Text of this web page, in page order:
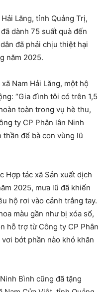
Lăng, tỉnh Quảng Trị,
dành 75 suất quà đến
đã phải chịu thiệt hại
năm 2025.
Nam Hải Lăng, một hộ
“Gia đình tôi có trên 1,5
toàn trong vụ hè thu,
ty CP Phân lân Ninh
để bà con vùng lũ
Hợp tác xã Sản xuất dịch
2025, mưa lũ đã khiến
hộ rơi vào cảnh trắng tay.
màu gần như bị xóa sổ,
hỗ trợ từ Công ty CP Phân
bớt phần nào khó khăn
Bình cũng đã tặng